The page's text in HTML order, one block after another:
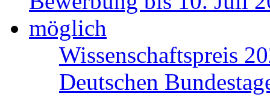
Wissenschaftspreis
Deutschen